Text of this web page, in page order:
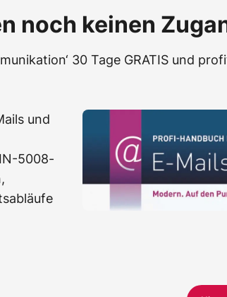
noch keinen
30 Tage GRATIS und
und
5008-